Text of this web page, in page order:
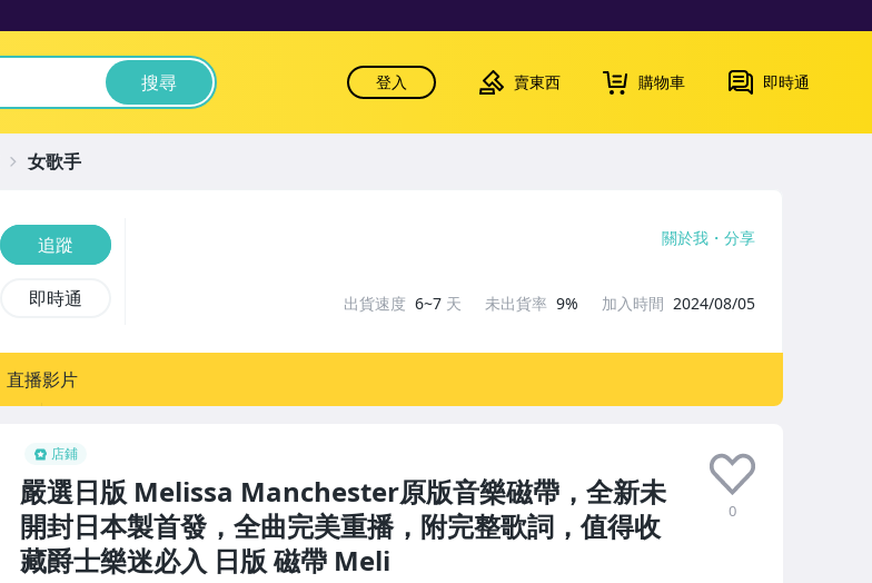
搜尋 登入 賣東西 購物車 即時通
店鋪
嚴選日版 Melissa Manchester原版音樂磁帶，全新未
開封日本製首發，全曲完美重播，附完整歌詞，值得收
藏爵士樂迷必入 日版 磁帶 Meli
0
追蹤
即時通
關於我 分享
出貨速度 6~7 天 未出貨率 9% 加入時間 2024/08/05
直播影片
女歌手